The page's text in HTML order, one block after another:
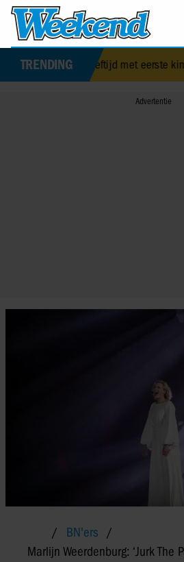
TRENDING
jarige leeftijd met eerste kinderboek•
BN'ers
Marlijn Weerdenburg: ‘Jurk The